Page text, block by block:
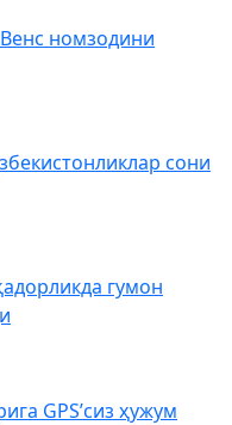
номзодини
сони
гумон
GPS’сиз ҳужум